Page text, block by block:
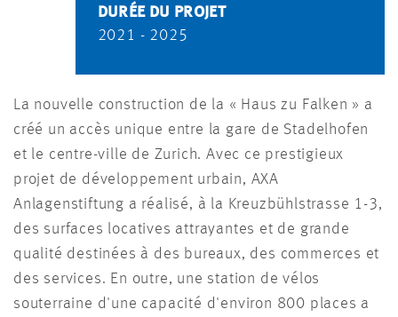
DURÉE DU PROJET
2021 - 2025
La nouvelle construction de la « Haus zu Falken » a
créé un accès unique entre la gare de Stadelhofen
et le centre-ville de Zurich. Avec ce prestigieux
projet de développement urbain, AXA
Anlagenstiftung a réalisé, à la Kreuzbühlstrasse 1-3,
des surfaces locatives attrayantes et de grande
qualité destinées à des bureaux, des commerces et
des services. En outre, une station de vélos
souterraine d'une capacité d'environ 800 places a